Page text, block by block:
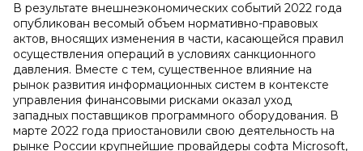
В результате внешнеэкономических событий 2022 года
опубликован весомый объем нормативно-правовых
актов, вносящих изменения в части, касающейся правил
осуществления операций в условиях санкционного
давления. Вместе с тем, существенное влияние на
рынок развития информационных систем в контексте
управления финансовыми рисками оказал уход
западных поставщиков программного оборудования. В
марте 2022 года приостановили свою деятельность на
рынке России крупнейшие провайдеры софта Microsoft,